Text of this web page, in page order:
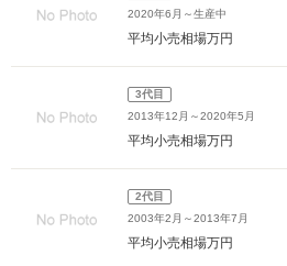
2020年6月～生産中
平均小売相場万円
3代目
2013年12月～2020年5月
平均小売相場万円
2代目
2003年2月～2013年7月
平均小売相場万円